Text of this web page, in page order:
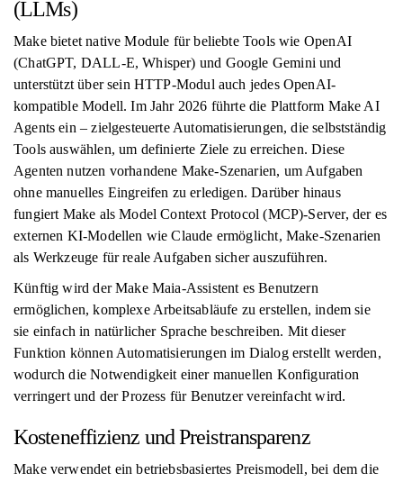
(LLMs)
Make bietet native Module für beliebte Tools wie OpenAI
(ChatGPT, DALL-E, Whisper) und Google Gemini und
unterstützt über sein HTTP-Modul auch jedes OpenAI-
kompatible Modell. Im Jahr 2026 führte die Plattform Make AI
Agents ein – zielgesteuerte Automatisierungen, die selbstständig
Tools auswählen, um definierte Ziele zu erreichen. Diese
Agenten nutzen vorhandene Make-Szenarien, um Aufgaben
ohne manuelles Eingreifen zu erledigen. Darüber hinaus
fungiert Make als Model Context Protocol (MCP)-Server, der es
externen KI-Modellen wie Claude ermöglicht, Make-Szenarien
als Werkzeuge für reale Aufgaben sicher auszuführen.
Künftig wird der Make Maia-Assistent es Benutzern
ermöglichen, komplexe Arbeitsabläufe zu erstellen, indem sie
sie einfach in natürlicher Sprache beschreiben. Mit dieser
Funktion können Automatisierungen im Dialog erstellt werden,
wodurch die Notwendigkeit einer manuellen Konfiguration
verringert und der Prozess für Benutzer vereinfacht wird.
Kosteneffizienz und Preistransparenz
Make verwendet ein betriebsbasiertes Preismodell, bei dem die